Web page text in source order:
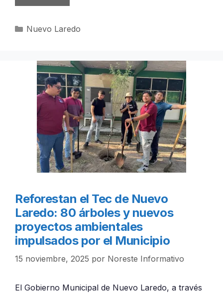
Categorías
Nuevo Laredo
Reforestan el Tec de Nuevo
Laredo: 80 árboles y nuevos
proyectos ambientales
impulsados por el Municipio
15 noviembre, 2025 por Noreste Informativo
El Gobierno Municipal de Nuevo Laredo, a través